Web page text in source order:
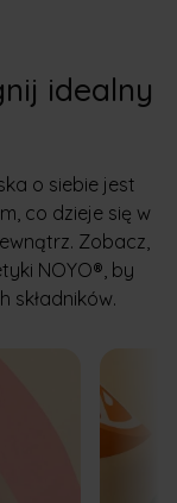
idealny
o siebie jest
co dzieje się w
Zobacz,
NOYO®, by
składników.